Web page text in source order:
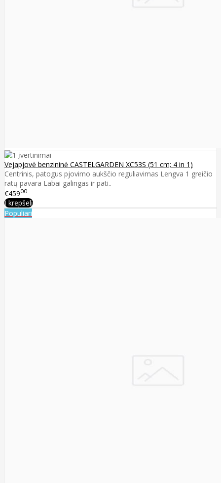
Vejapjovė benzininė CASTELGARDEN XC53S (51 cm; 4 in 1)
Centrinis, patogus pjovimo aukščio reguliavimas Lengva 1 greičio
ratų pavara Labai galingas ir pati..
€45900
Į krepšelį
Populiari